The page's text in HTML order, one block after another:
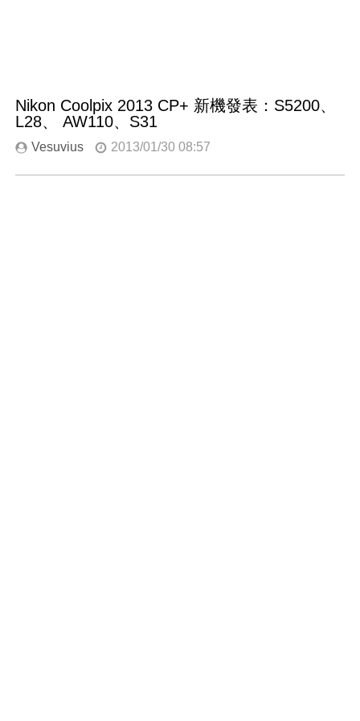
Nikon Coolpix 2013 CP+ 新機發表：S5200、
L28、 AW110、S31
Vesuvius 2013/01/30 08:57